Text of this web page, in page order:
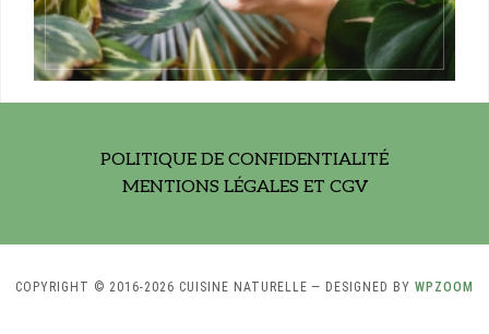
POLITIQUE DE CONFIDENTIALITÉ
MENTIONS LÉGALES ET CGV
COPYRIGHT © 2016-2026 CUISINE NATURELLE — DESIGNED BY WPZOOM